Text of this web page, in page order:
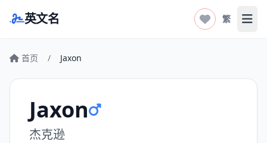
英文名 繁 打
首页 / Jaxon
Jaxon
杰克逊